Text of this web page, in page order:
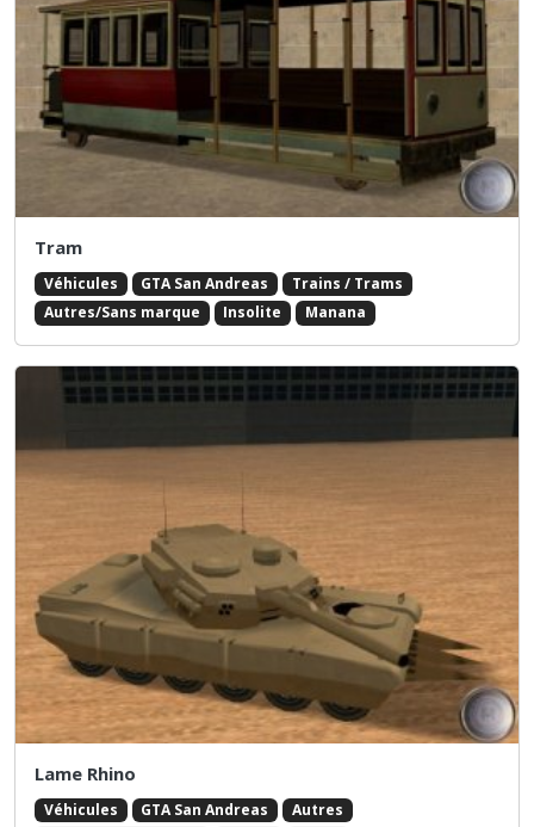
Tram
Véhicules GTA San Andreas
Trains / Trams
Autres/Sans marque
Insolite Manana
Lame Rhino
Véhicules GTA San Andreas
Autres